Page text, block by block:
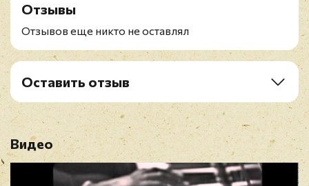
B3. The Ballad Medley
B4. The Swing Set
Отзывы
Отзывов еще никто не оставлял
Оставить отзыв
Имя*
Видео